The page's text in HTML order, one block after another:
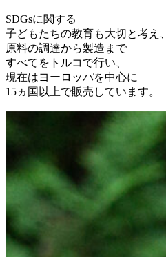
SDGsに関する
子どもたちの教育も大切と考え、
原料の調達から製造まで
すべてをトルコで行い、
現在はヨーロッパを中心に
15ヵ国以上で販売しています。